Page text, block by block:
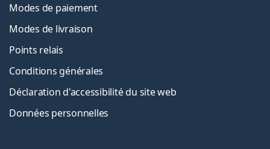
Modes de paiement
Modes de livraison
Points relais
Conditions générales
Déclaration d'accessibilité du site web
Données personnelles